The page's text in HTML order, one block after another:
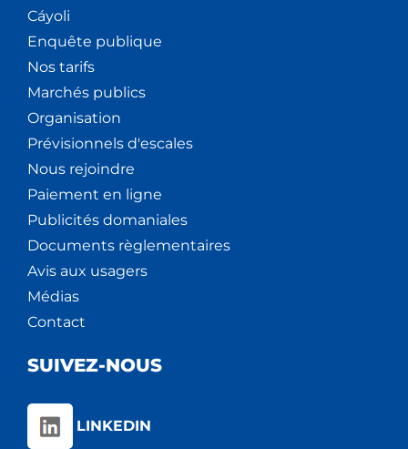
Cáyoli
Enquête publique
Nos tarifs
Marchés publics
Organisation
Prévisionnels d'escales
Nous rejoindre
Paiement en ligne
Publicités domaniales
Documents règlementaires
Avis aux usagers
Médias
Contact
SUIVEZ-NOUS
LINKEDIN